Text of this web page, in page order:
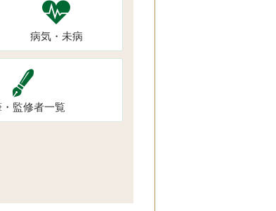
病気・未病
監修者一覧